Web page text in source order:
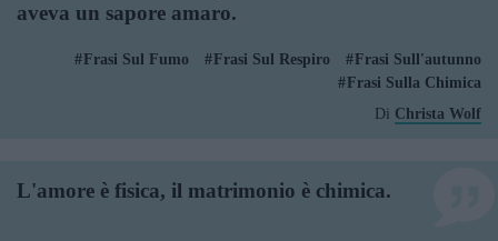
aveva un sapore amaro.
Frasi Sul Fumo Frasi Sul Respiro
Frasi Sull'autunno
Frasi Sulla Chimica
Di Christa Wolf
L'amore è fisica, il matrimonio è chimica.